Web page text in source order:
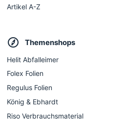
Artikel A-Z
Themenshops
Helit Abfalleimer
Folex Folien
Regulus Folien
König & Ebhardt
Riso Verbrauchsmaterial